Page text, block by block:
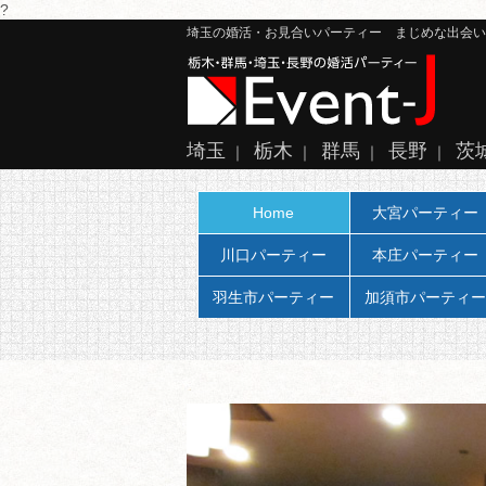
?
埼玉の婚活・お見合いパーティー まじめな出会
埼玉 ｜ 栃木 ｜ 群馬 ｜ 長野 ｜ 茨
Home 大宮パーティー
川口パーティー 本庄パーティー
羽生市パーティー 加須市パーティー